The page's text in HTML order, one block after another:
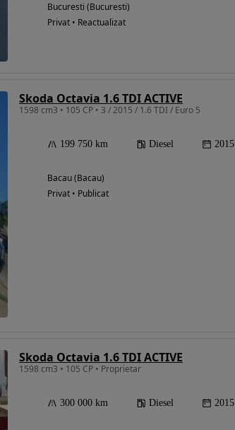
Bucuresti (Bucuresti)
Privat • Reactualizat
Skoda Octavia 1.6 TDI ACTIVE
1598 cm3 • 105 CP • 3 / 2015 / 1.6 TDI / Euro 5
199 750 km Diesel 2015
Bacau (Bacau)
Privat • Publicat
Skoda Octavia 1.6 TDI ACTIVE
1598 cm3 • 105 CP • Proprietar
300 000 km Diesel 2015